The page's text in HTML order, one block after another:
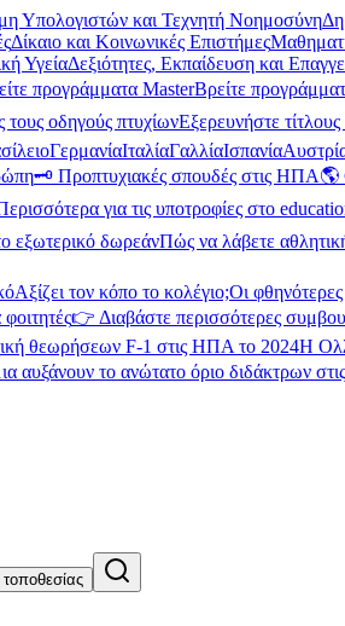
Υπολογιστών και Τεχνητή Νοημοσύνη
Δίκαιο και Κοινωνικές Επιστήμες
ΥγείαΔεξιότητες, Εκπαίδευση και
προγράμματα MasterΒρείτε
οδηγούς πτυχίωνΕξερευνήστε
ΓερμανίαΙταλίαΓαλλίαΙσπανία
🗝️ Προπτυχιακές σπουδές στις ΗΠΑ🌎
για τις υποτροφίες στο
εξωτερικό δωρεάνΠώς να λάβετε
Αξίζει τον κόπο το κολέγιο;Οι
👉 Διαβάστε περισσότερες
θεωρήσεων F-1 στις ΗΠΑ το 2024Η
αυξάνουν το ανώτατο όριο διδάκτρων